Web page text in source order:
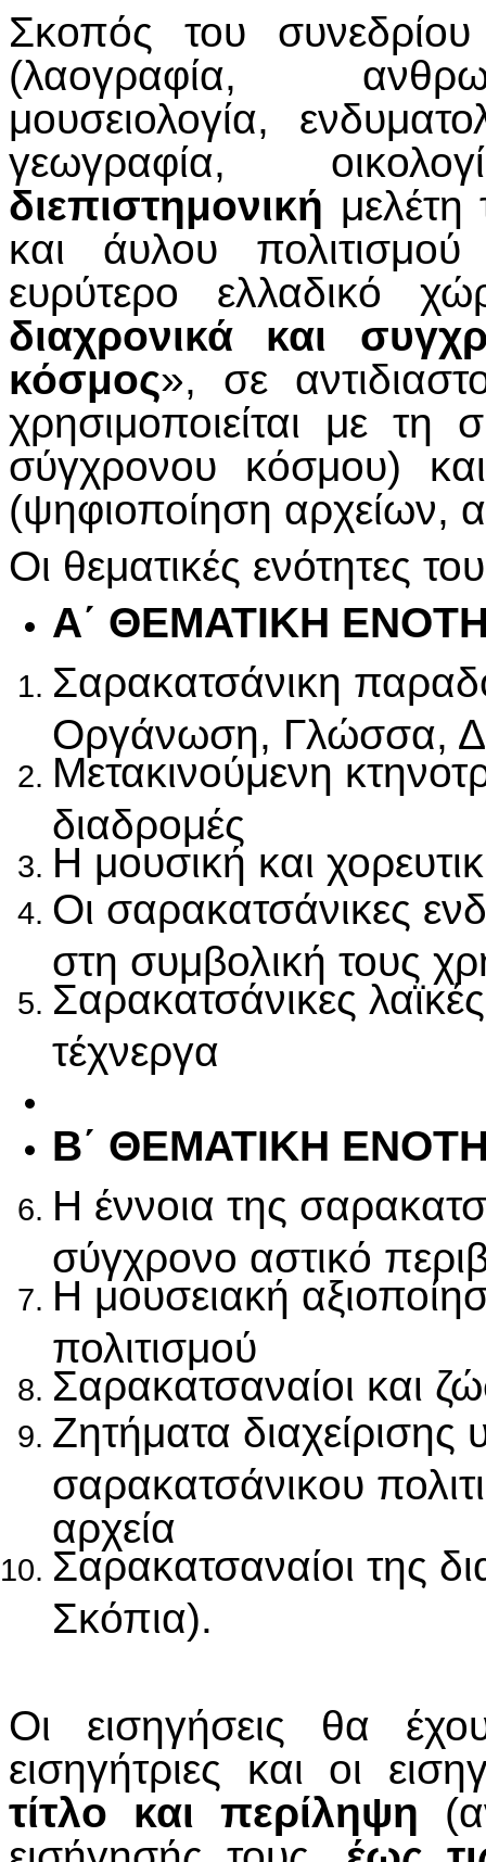
Σκοπός του
(λαογραφία,
μουσειολογία,
γεωγραφία,
διεπιστημονική μελέτη
και άυλου
ευρύτερο ελλαδικό
διαχρονικά και
κόσμος», σε
χρησιμοποιείται με τη
σύγχρονου κόσμου)
(ψηφιοποίηση αρχείων,
Οι θεματικές ενότητες
Α΄ ΘΕΜΑΤΙΚΗ
Σαρακατσάνικη
Οργάνωση, Γλώσσα,
Μετακινούμενη
διαδρομές
Η μουσική και
Οι σαρακατσάνικες
στη συμβολική τους
Σαρακατσάνικες
τέχνεργα
Β΄ ΘΕΜΑΤΙΚΗ
Η έννοια της
σύγχρονο αστικό
Η μουσειακή
πολιτισμού
Σαρακατσαναίοι και
Ζητήματα διαχείρισης
σαρακατσάνικου
αρχεία
Σαρακατσαναίοι της
Σκόπια).
Οι εισηγήσεις θα
εισηγήτριες και οι
τίτλο και περίληψη